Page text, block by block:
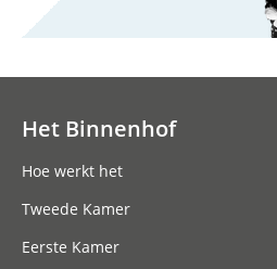
Het Binnenhof
Hoe werkt het
Tweede Kamer
Eerste Kamer